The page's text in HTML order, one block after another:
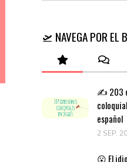
🛫 NAVEGA POR EL
✍️ 203
español
2 SEP,
😮 El